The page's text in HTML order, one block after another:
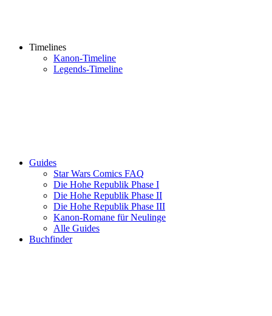
Timelines
Kanon-Timeline
Legends-Timeline
Guides
Star Wars Comics FAQ
Die Hohe Republik Phase I
Die Hohe Republik Phase II
Die Hohe Republik Phase III
Kanon-Romane für Neulinge
Alle Guides
Buchfinder